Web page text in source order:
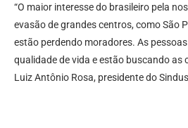
“O maior interesse do brasileiro pela
evasão de grandes centros, como São
estão perdendo moradores. As
qualidade de vida e estão buscando as
Luiz Antônio Rosa, presidente do